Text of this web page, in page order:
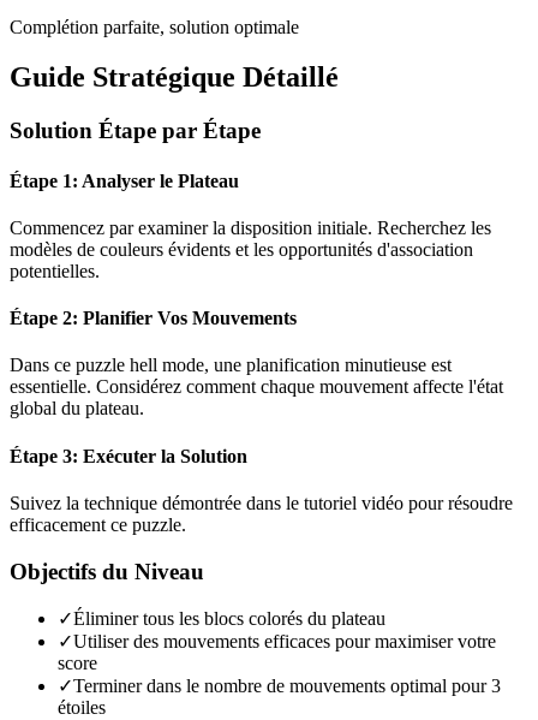
Complétion parfaite, solution optimale
Guide Stratégique Détaillé
Solution Étape par Étape
Étape 1: Analyser le Plateau
Commencez par examiner la disposition initiale. Recherchez les
modèles de couleurs évidents et les opportunités d'association
potentielles.
Étape 2: Planifier Vos Mouvements
Dans ce puzzle hell mode, une planification minutieuse est
essentielle. Considérez comment chaque mouvement affecte l'état
global du plateau.
Étape 3: Exécuter la Solution
Suivez la technique démontrée dans le tutoriel vidéo pour résoudre
efficacement ce puzzle.
Objectifs du Niveau
✓Éliminer tous les blocs colorés du plateau
✓Utiliser des mouvements efficaces pour maximiser votre
score
✓Terminer dans le nombre de mouvements optimal pour 3
étoiles